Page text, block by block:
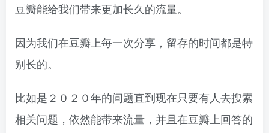
豆瓣能给我们带来更加长久的流量。
因为我们在豆瓣上每一次分享，留存的时间都是特
别长的。
比如是２０２０年的问题直到现在只要有人去搜索
相关问题，依然能带来流量，并且在豆瓣上回答的